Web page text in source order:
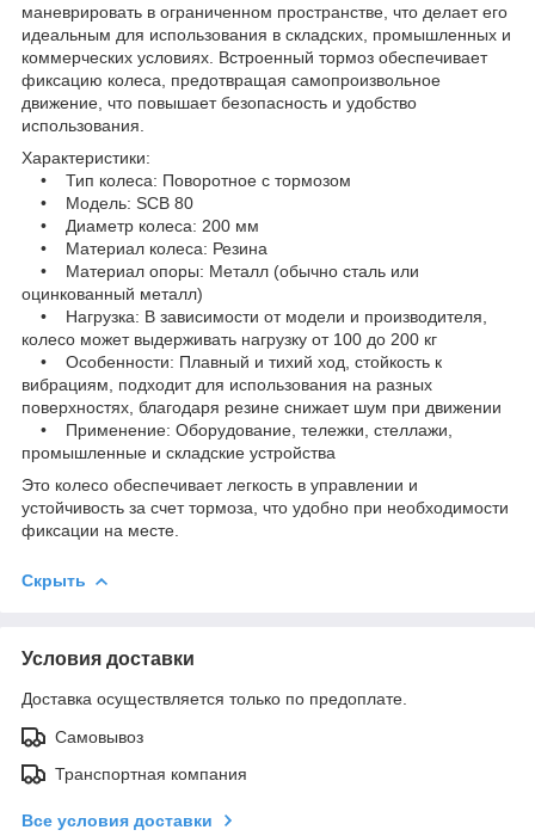
маневрировать в ограниченном пространстве, что делает его
идеальным для использования в складских, промышленных и
коммерческих условиях. Встроенный тормоз обеспечивает
фиксацию колеса, предотвращая самопроизвольное
движение, что повышает безопасность и удобство
использования.
Характеристики:
• Тип колеса: Поворотное с тормозом
• Модель: SCB 80
• Диаметр колеса: 200 мм
• Материал колеса: Резина
• Материал опоры: Металл (обычно сталь или
оцинкованный металл)
• Нагрузка: В зависимости от модели и производителя,
колесо может выдерживать нагрузку от 100 до 200 кг
• Особенности: Плавный и тихий ход, стойкость к
вибрациям, подходит для использования на разных
поверхностях, благодаря резине снижает шум при движении
• Применение: Оборудование, тележки, стеллажи,
промышленные и складские устройства
Это колесо обеспечивает легкость в управлении и
устойчивость за счет тормоза, что удобно при необходимости
фиксации на месте.
Скрыть
Условия доставки
Доставка осуществляется только по предоплате.
Самовывоз
Транспортная компания
Все условия доставки